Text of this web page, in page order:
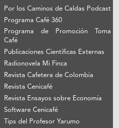
Por los Caminos de Caldas Podcast
Programa Café 360
Programa de Promoción Toma
Café
Publicaciones Científicas Externas
Radionovela Mi Finca
Revista Cafetera de Colombia
Revista Cenicafé
Revista Ensayos sobre Economía
Software Cenicafé
Tips del Profesor Yarumo